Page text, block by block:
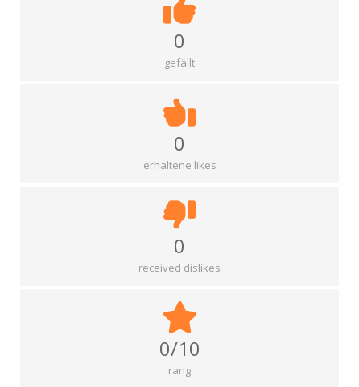
0
gefällt
0
erhaltene likes
0
received dislikes
0/10
rang